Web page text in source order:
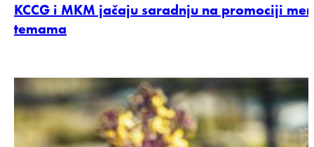
KCCG i MKM jačaju saradnju na promociji
temama